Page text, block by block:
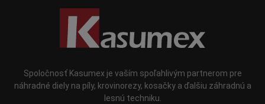
Spoločnosť Kasumex je vaším spoľahlivým partnerom pre
náhradné diely na píly, krovinorezy, kosačky a ďalšiu záhradnú a
lesnú techniku.